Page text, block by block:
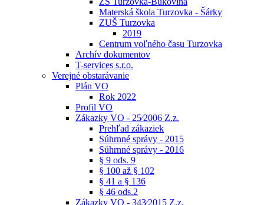
Materská škola Turzovka - Šárky
ZUŠ Turzovka
2019
Centrum voľného času Turzovka
Archív dokumentov
T-services s.r.o.
Verejné obstarávanie
Plán VO
Rok 2022
Profil VO
Zákazky VO - 25⁄2006 Z.z.
Prehľad zákaziek
Súhrnné správy - 2015
Súhrnné správy - 2016
§ 9 ods. 9
§ 100 až § 102
§ 41 a § 136
§ 46 ods.2
Zákazky VO - 343⁄2015 Z.z.